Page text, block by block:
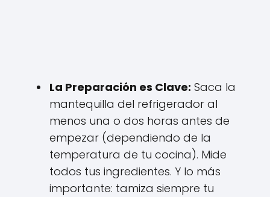
La Preparación es Clave: Saca la
mantequilla del refrigerador al
menos una o dos horas antes de
empezar (dependiendo de la
temperatura de tu cocina). Mide
todos tus ingredientes. Y lo más
importante: tamiza siempre tu